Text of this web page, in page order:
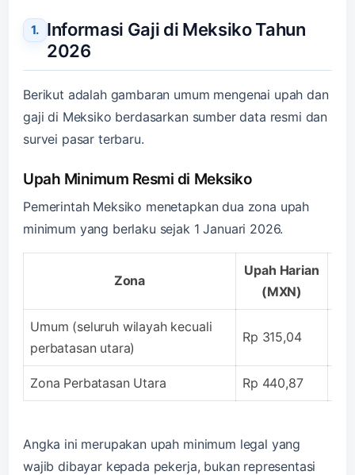
Informasi Gaji di Meksiko Tahun
2026
Berikut adalah gambaran umum mengenai upah dan
gaji di Meksiko berdasarkan sumber data resmi dan
survei pasar terbaru.
Upah Minimum Resmi di Meksiko
Pemerintah Meksiko menetapkan dua zona upah
minimum yang berlaku sejak 1 Januari 2026.
Zona
Upah Harian
(MXN)
Umum (seluruh wilayah kecuali
perbatasan utara)
Rp 315,04
Zona Perbatasan Utara Rp 440,87
Angka ini merupakan upah minimum legal yang
wajib dibayar kepada pekerja, bukan representasi